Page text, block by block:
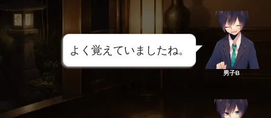
よく覚えていましたね。
男子B